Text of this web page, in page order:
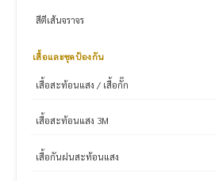
สีตีเส้นจราจร
เสื้อและชุดป้องกัน
เสื้อสะท้อนแสง / เสื้อกั๊ก
เสื้อสะท้อนแสง 3M
เสื้อกันฝนสะท้อนแสง